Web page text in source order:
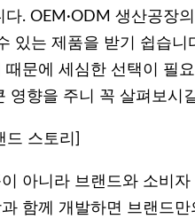
. OEM·ODM 생산공장
있는 제품을 받기 쉽습
문에 세심한 선택이 필
영향을 주니 꼭 살펴보시
스토리]
아니라 브랜드와 소비
함께 개발하면 브랜드